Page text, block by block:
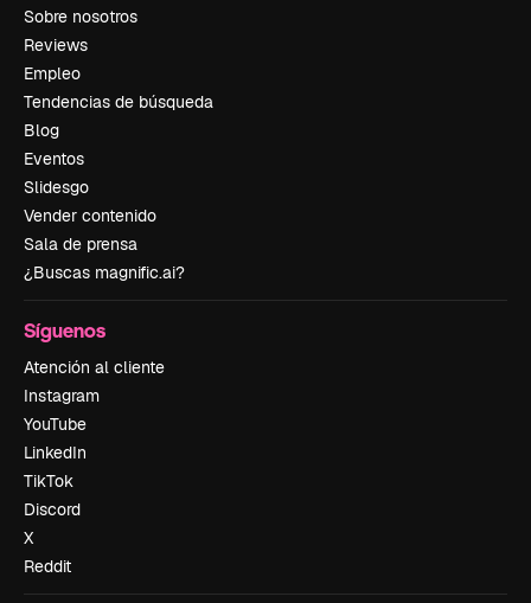
Sobre nosotros
Reviews
Empleo
Tendencias de búsqueda
Blog
Eventos
Slidesgo
Vender contenido
Sala de prensa
¿Buscas magnific.ai?
Síguenos
Atención al cliente
Instagram
YouTube
LinkedIn
TikTok
Discord
X
Reddit